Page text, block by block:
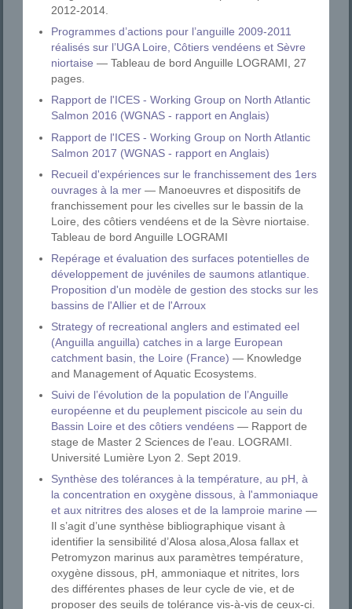
2012-2014.
Programmes d’actions pour l’anguille 2009-2011
réalisés sur l’UGA Loire, Côtiers vendéens et Sèvre
niortaise — Tableau de bord Anguille LOGRAMI, 27
pages.
Rapport de l'ICES - Working Group on North Atlantic
Salmon 2016 (WGNAS - rapport en Anglais)
Rapport de l'ICES - Working Group on North Atlantic
Salmon 2017 (WGNAS - rapport en Anglais)
Recueil d'expériences sur le franchissement des 1ers
ouvrages à la mer — Manoeuvres et dispositifs de
franchissement pour les civelles sur le bassin de la
Loire, des côtiers vendéens et de la Sèvre niortaise.
Tableau de bord Anguille LOGRAMI
Repérage et évaluation des surfaces potentielles de
développement de juvéniles de saumons atlantique.
Proposition d'un modèle de gestion des stocks sur les
bassins de l'Allier et de l'Arroux
Strategy of recreational anglers and estimated eel
(Anguilla anguilla) catches in a large European
catchment basin, the Loire (France) — Knowledge
and Management of Aquatic Ecosystems.
Suivi de l’évolution de la population de l’Anguille
européenne et du peuplement piscicole au sein du
Bassin Loire et des côtiers vendéens — Rapport de
stage de Master 2 Sciences de l'eau. LOGRAMI.
Université Lumière Lyon 2. Sept 2019.
Synthèse des tolérances à la température, au pH, à
la concentration en oxygène dissous, à l'ammoniaque
et aux nitritres des aloses et de la lamproie marine —
Il s’agit d’une synthèse bibliographique visant à
identifier la sensibilité d’Alosa alosa,Alosa fallax et
Petromyzon marinus aux paramètres température,
oxygène dissous, pH, ammoniaque et nitrites, lors
des différentes phases de leur cycle de vie, et de
proposer des seuils de tolérance vis-à-vis de ceux-ci.